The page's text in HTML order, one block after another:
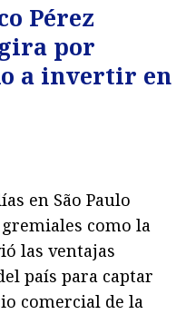
Pérez
por
a invertir en
en São Paulo
como la
las ventajas
país para captar
comercial de la